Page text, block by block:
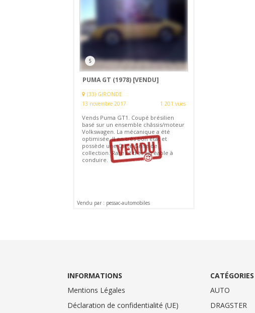
5
PUMA GT (1978) [VENDU]
(33) GIRONDE
13 novembre 2017
1 201 vues
Vends Puma GT1. Coupé brésilien
basé sur un ensemble châssis/moteur
Volkswagen. La mécanique a été
optimisée. Il en très bon état et
possède une Carte Grise de
collection. Rare et très agréable à
conduire.
Vendu par : pessac-automobiles
INFORMATIONS
Mentions Légales
Déclaration de confidentialité (UE)
AUTO
DRAGSTER